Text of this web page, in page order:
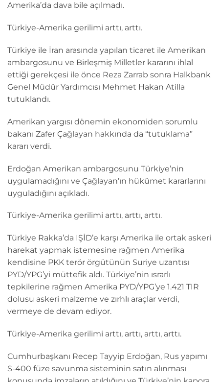
Amerika’da dava bile açılmadı.
Türkiye-Amerika gerilimi arttı, arttı.
Türkiye ile İran arasında yapılan ticaret ile Amerikan
ambargosunu ve Birleşmiş Milletler kararını ihlal
ettiği gerekçesi ile önce Reza Zarrab sonra Halkbank
Genel Müdür Yardımcısı Mehmet Hakan Atilla
tutuklandı.
Amerikan yargısı dönemin ekonomiden sorumlu
bakanı Zafer Çağlayan hakkında da “tutuklama”
kararı verdi.
Erdoğan Amerikan ambargosunu Türkiye’nin
uygulamadığını ve Çağlayan’ın hükümet kararlarını
uyguladığını açıkladı.
Türkiye-Amerika gerilimi arttı, arttı, arttı.
Türkiye Rakka’da IŞİD’e karşı Amerika ile ortak askeri
harekat yapmak istemesine rağmen Amerika
kendisine PKK terör örgütünün Suriye uzantısı
PYD/YPG’yi müttefik aldı. Türkiye’nin ısrarlı
tepkilerine rağmen Amerika PYD/YPG’ye 1.421 TIR
dolusu askeri malzeme ve zırhlı araçlar verdi,
vermeye de devam ediyor.
Türkiye-Amerika gerilimi arttı, arttı, arttı, arttı.
Cumhurbaşkanı Recep Tayyip Erdoğan, Rus yapımı
S-400 füze savunma sisteminin satın alınması